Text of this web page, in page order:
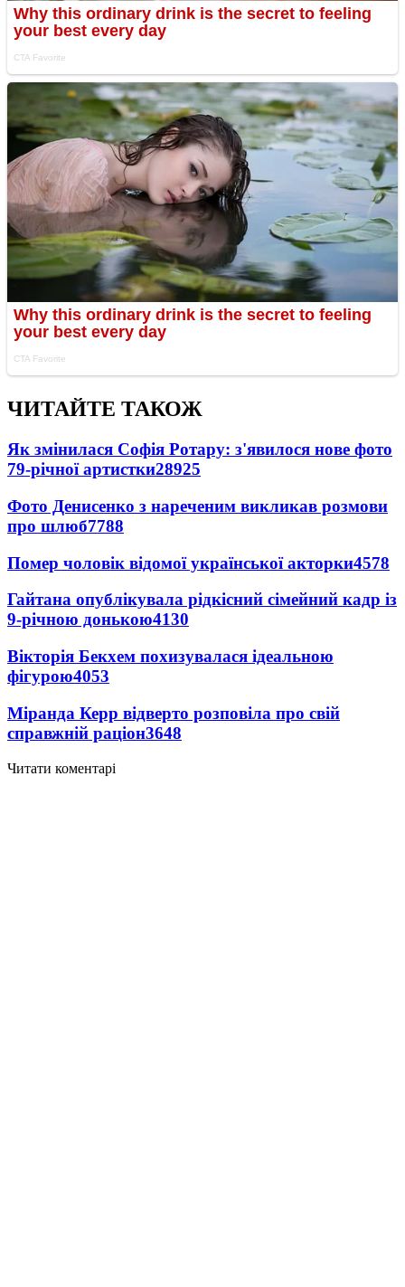
ЧИТАЙТЕ ТАКОЖ
Як змінилася Софія Ротару: з'явилося нове фото
79-річної артистки28925
Фото Денисенко з нареченим викликав розмови
про шлюб7788
Помер чоловік відомої української акторки4578
Гайтана опублікувала рідкісний сімейний кадр із
9-річною донькою4130
Вікторія Бекхем похизувалася ідеальною
фігурою4053
Міранда Керр відверто розповіла про свій
справжній раціон3648
Читати коментарі